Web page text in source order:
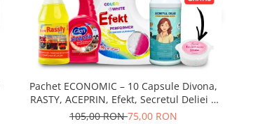
Pachet ECONOMIC – 10 Capsule Divona,
RASTY, ACEPRIN, Efekt, Secretul Deliei +
Sare Inalbire GRATIS
105,00 RON75,00 RON